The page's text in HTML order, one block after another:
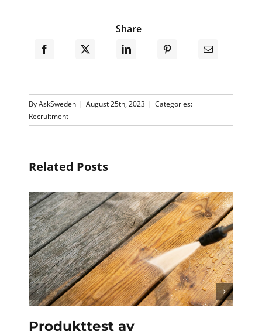
Share
ByAskSweden | August 25th, 2023 | Categories:
Recruitment
Related Posts
Produkttest av